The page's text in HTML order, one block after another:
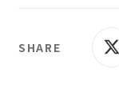
SHARE